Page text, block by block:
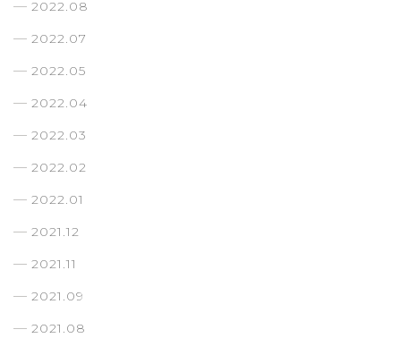
2022.08
2022.07
2022.05
2022.04
2022.03
2022.02
2022.01
2021.12
2021.11
2021.09
2021.08